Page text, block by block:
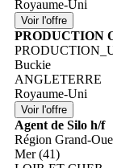
Royaume-Uni
PRODUCTION
Buckie
ANGLETERRE
Royaume-Uni
Agent de Silo h/f
Région Grand-
Mer (41)